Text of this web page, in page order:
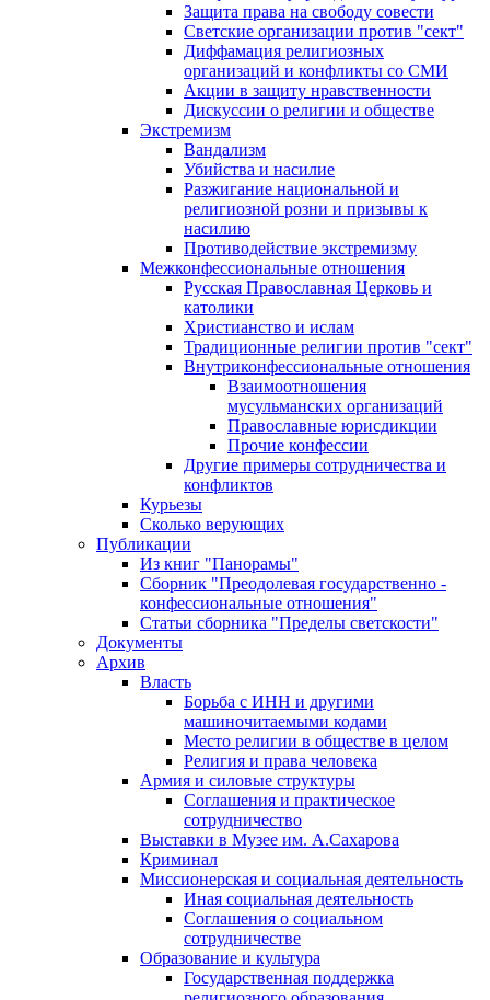
Защита права на свободу совести
Светские организации против "сект"
Диффамация религиозных
организаций и конфликты со СМИ
Акции в защиту нравственности
Дискуссии о религии и обществе
Экстремизм
Вандализм
Убийства и насилие
Разжигание национальной и
религиозной розни и призывы к
насилию
Противодействие экстремизму
Межконфессиональные отношения
Русская Православная Церковь и
католики
Христианство и ислам
Традиционные религии против "сект"
Внутриконфессиональные отношения
Взаимоотношения
мусульманских организаций
Православные юрисдикции
Прочие конфессии
Другие примеры сотрудничества и
конфликтов
Курьезы
Сколько верующих
Публикации
Из книг "Панорамы"
Сборник "Преодолевая государственно -
конфессиональные отношения"
Статьи сборника "Пределы светскости"
Документы
Архив
Власть
Борьба с ИНН и другими
машиночитаемыми кодами
Место религии в обществе в целом
Религия и права человека
Армия и силовые структуры
Соглашения и практическое
сотрудничество
Выставки в Музее им. А.Сахарова
Криминал
Миссионерская и социальная деятельность
Иная социальная деятельность
Соглашения о социальном
сотрудничестве
Образование и культура
Государственная поддержка